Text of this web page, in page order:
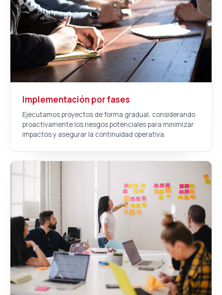
Implementación por fases
Ejecutamos proyectos de forma gradual, considerando
proactivamente los riesgos potenciales para minimizar
impactos y asegurar la continuidad operativa.